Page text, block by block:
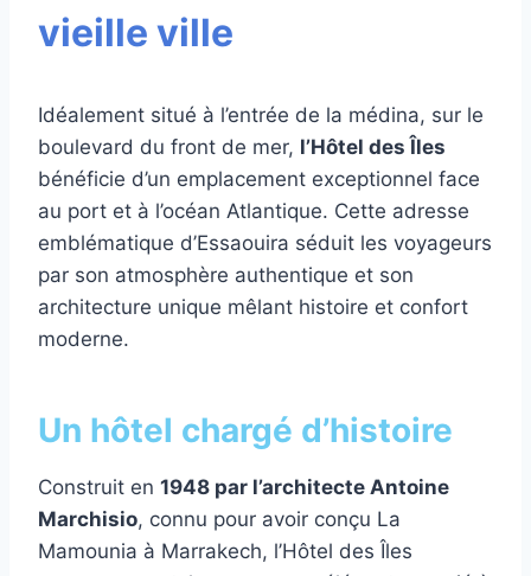
vieille ville
Idéalement situé à l’entrée de la médina, sur le
boulevard du front de mer, l’Hôtel des Îles
bénéficie d’un emplacement exceptionnel face
au port et à l’océan Atlantique. Cette adresse
emblématique d’Essaouira séduit les voyageurs
par son atmosphère authentique et son
architecture unique mêlant histoire et confort
moderne.
Un hôtel chargé d’histoire
Construit en 1948 par l’architecte Antoine
Marchisio, connu pour avoir conçu La
Mamounia à Marrakech, l’Hôtel des Îles